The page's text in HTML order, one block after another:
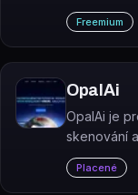
připravená
Freemium
OpalAi
OpalAi je
skenování
2D
Placené